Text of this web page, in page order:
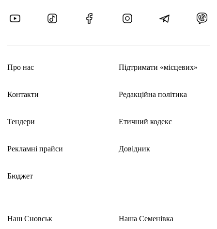
Про нас
Контакти
Тендери
Рекламні прайси
Бюджет
Підтримати «місцевих»
Редакційна політика
Етичний кодекс
Довідник
Наш Сновськ Наша Семенівка